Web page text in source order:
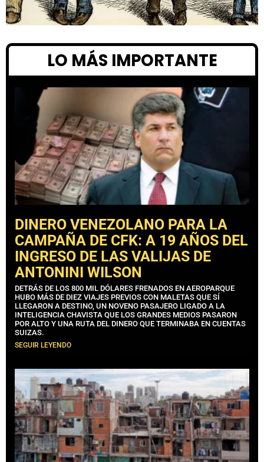
LO MÁS IMPORTANTE
DINERO VENEZOLANO PARA LA
CAMPAÑA DE CFK: A 19 AÑOS DEL
INGRESO DE LAS VALIJAS DE
ANTONINI WILSON
DETRÁS DE LOS 800 MIL DÓLARES FRENADOS EN AEROPARQUE
HUBO MÁS DE DIEZ VIAJES PREVIOS CON MALETAS QUE SÍ
LLEGARON A DESTINO, UN NOVENO PASAJERO LIGADO A LA
INTELIGENCIA CHAVISTA QUE LOS GRANDES MEDIOS PASARON
POR ALTO Y UNA RUTA DEL DINERO QUE TERMINABA EN CUENTAS
SUIZAS.
SEGUIR LEYENDO